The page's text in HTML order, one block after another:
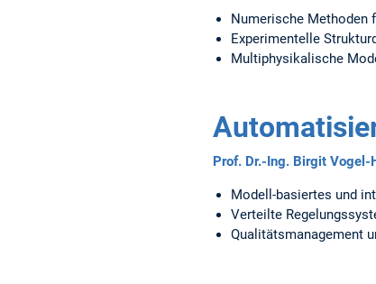
Numerische Methoden
Experimentelle
Multiphysikalische
Prof. Dr.-Ing. Birgit Vogel-
Modell-basiertes und
Verteilte
Qualitätsmanagement